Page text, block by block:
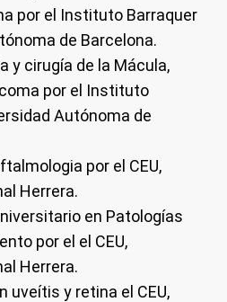
por el Instituto Barraquer
de Barcelona.
y cirugía de la Mácula,
por el Instituto
Autónoma de
por el CEU,
Herrera.
en Patologías
por el el CEU,
Herrera.
uveítis y retina el CEU,